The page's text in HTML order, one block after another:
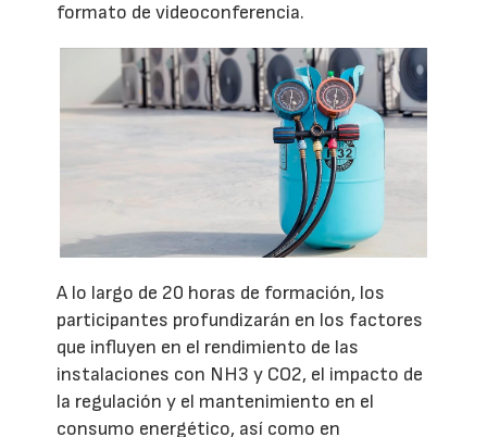
formato de videoconferencia.
A lo largo de 20 horas de formación, los
participantes profundizarán en los factores
que influyen en el rendimiento de las
instalaciones con NH3 y CO2, el impacto de
la regulación y el mantenimiento en el
consumo energético, así como en